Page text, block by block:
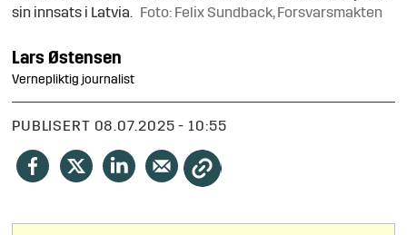
sin innsats i Latvia.
Foto: Felix Sundback, Forsvarsmakten
Lars Østensen
Vernepliktig journalist
PUBLISERT 08.07.2025 - 10:55